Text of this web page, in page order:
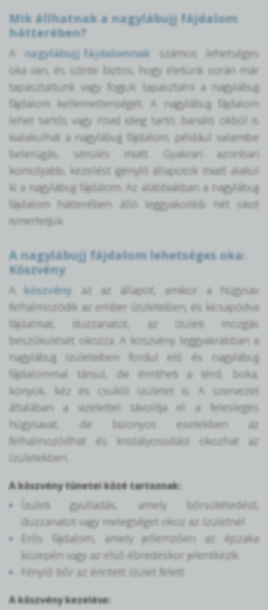
Mik állhatnak a nagylábujj fájdalom
hátterében?
A nagylábujj fájdalomnak számos lehetséges
oka van, és szinte biztos, hogy életünk során már
tapasztaltunk vagy fogjuk tapasztalni a nagylábujj
fájdalom kellemetlenségét. A nagylábujj fájdalom
lehet tartós vagy rövid ideig tartó; banális okból is
kialakulhat a nagylábujj fájdalom, például valamibe
belerúgás, sérülés miatt. Gyakran azonban
komolyabb, kezelést igénylő állapotok miatt alakul
ki a nagylábujj fájdalom. Az alábbiakban a nagylábujj
fájdalom hátterében álló leggyakoribb hét okot
ismertetjük.
A nagylábujj fájdalom lehetséges oka:
Köszvény
Aköszvény az az állapot, amikor a húgysav
felhalmozódik az ember ízületeiben, és kicsapódva
fájdalmat, duzzanatot, az ízületi mozgás
beszűkülését okozza. A köszvény leggyakrabban a
nagylábujj ízületeiben fordul elő és nagylábujj
fájdalommal társul, de érintheti a térd, boka,
könyök, kéz és csukló ízületet is. A szervezet
általában a vizelettel távolítja el a felesleges
húgysavat, de bizonyos esetekben az
felhalmozódhat és kristályosodást okozhat az
ízületekben.
A köszvény tünetei közé tartoznak:
Ízületi gyulladás, amely bőrsötétedést,
duzzanatot vagy melegséget okoz az ízületnél
Erős fájdalom, amely jellemzően az éjszaka
közepén vagy az első ébredéskor jelentkezik.
Fénylő bőr az érintett ízület felett
A köszvény kezelése: